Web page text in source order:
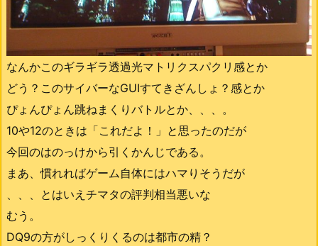
なんかこのギラギラ透過光マトリクスパクリ感とか
どう？このサイバーなGUIすてきざんしょ？感とか
ぴょんぴょん跳ねまくりバトルとか、、、。
10や12のときは「これだよ！」と思ったのだが
今回のはのっけから引くかんじである。
まあ、慣れればゲーム自体にはハマりそうだが
、、、とはいえチマタの評判相当悪いな
むう。
DQ9の方がしっくりくるのは都市の精？